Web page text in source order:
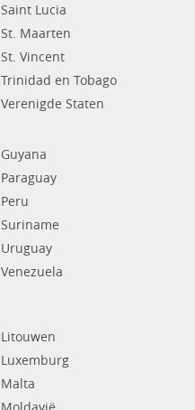
Saint Lucia
St. Maarten
St. Vincent
Trinidad en Tobago
Verenigde Staten
Guyana
Paraguay
Peru
Suriname
Uruguay
Venezuela
Litouwen
Luxemburg
Malta